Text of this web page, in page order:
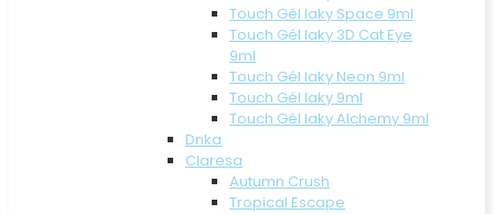
Touch Gél laky Space 9ml
Touch Gél laky 3D Cat Eye
9ml
Touch Gél laky Neon 9ml
Touch Gél laky 9ml
Touch Gél laky Alchemy 9ml
Dnka
Claresa
Autumn Crush
Tropical Escape